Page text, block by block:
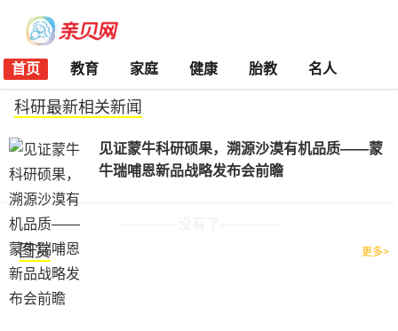
首页 教育 家庭 健康 胎教 名人
科研最新相关新闻
见证蒙牛科研硕果，溯源沙漠有机品质——蒙
牛瑞哺恩新品战略发布会前瞻
图赏 更多>